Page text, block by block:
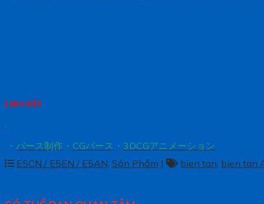
Liên kết
.
. ・ パース制作 ・ CGパース ・ 3DCGアニメーション
E5CN / E5EN / E5AN, Sản Phẩm | bien tan, bien tan